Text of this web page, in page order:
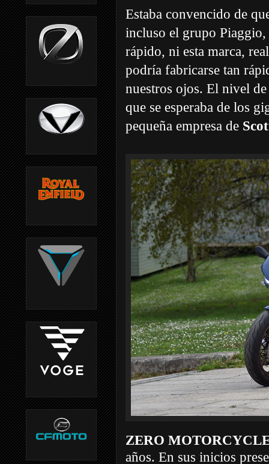
Estaba convencido de
incluso el grupo
rápido, ni esta marca,
podría fabricarse tan
nuestros ojos. El nivel
que se esperaba de los
pequeña empresa de
ZERO
años. En sus inicios